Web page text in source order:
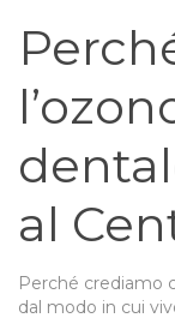
al
Perché crediamo
dal modo in cui